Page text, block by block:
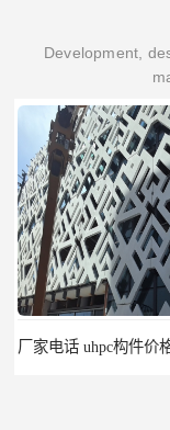
Development,